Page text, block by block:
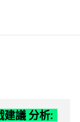
建議 分析: